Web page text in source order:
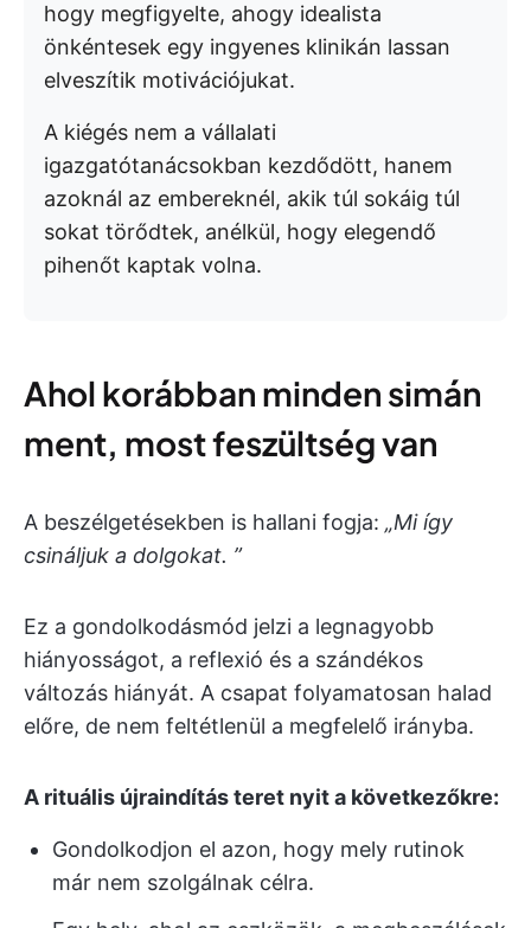
hogy megfigyelte, ahogy idealista
önkéntesek egy ingyenes klinikán lassan
elveszítik motivációjukat.
A kiégés nem a vállalati
igazgatótanácsokban kezdődött, hanem
azoknál az embereknél, akik túl sokáig túl
sokat törődtek, anélkül, hogy elegendő
pihenőt kaptak volna.
Ahol korábban minden simán
ment, most feszültség van
A beszélgetésekben is hallani fogja: „Mi így
csináljuk a dolgokat. ”
Ez a gondolkodásmód jelzi a legnagyobb
hiányosságot, a reflexió és a szándékos
változás hiányát. A csapat folyamatosan halad
előre, de nem feltétlenül a megfelelő irányba.
A rituális újraindítás teret nyit a következőkre:
Gondolkodjon el azon, hogy mely rutinok
már nem szolgálnak célra.